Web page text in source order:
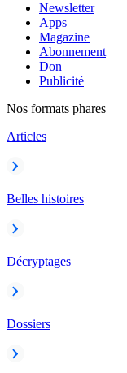
Newsletter
Apps
Magazine
Abonnement
Don
Publicité
Nos formats phares
Articles
Belles histoires
Décryptages
Dossiers